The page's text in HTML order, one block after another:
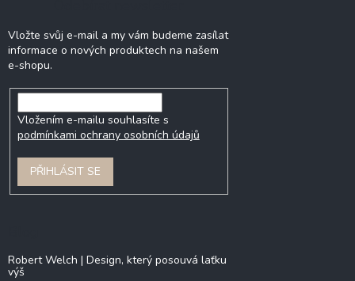
Vložte svůj e-mail a my vám budeme zasílat
informace o nových produktech na našem
e-shopu.
Vložením e-mailu souhlasíte s
podmínkami ochrany osobních údajů
PŘIHLÁSIT SE
Robert Welch | Design, který posouvá laťku
výš